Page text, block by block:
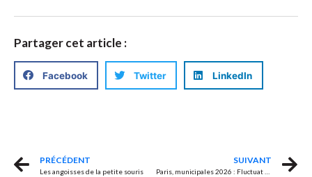
Partager cet article :
Facebook Twitter LinkedIn
PRÉCÉDENT
Les angoisses de la petite souris
SUIVANT
Paris, municipales 2026 : Fluctuat nec mergitur ?